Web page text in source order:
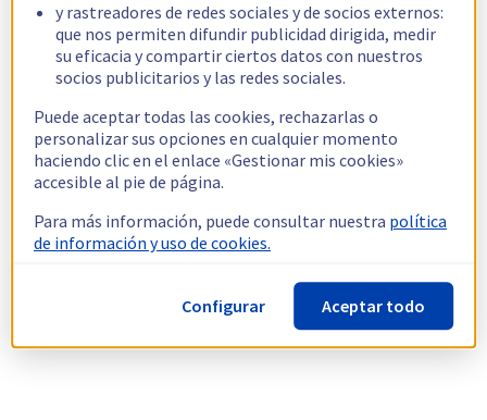
y rastreadores de redes sociales y de socios externos:
que nos permiten difundir publicidad dirigida, medir
su eficacia y compartir ciertos datos con nuestros
socios publicitarios y las redes sociales.
Puede aceptar todas las cookies, rechazarlas o
personalizar sus opciones en cualquier momento
haciendo clic en el enlace «Gestionar mis cookies»
accesible al pie de página.
Para más información, puede consultar nuestra política
de información y uso de cookies.
Configurar Aceptar todo